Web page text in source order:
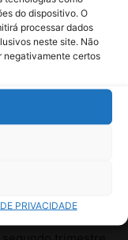
do dispositivo. O
processar dados
neste site. Não
negativamente certos
PRIVACIDADE